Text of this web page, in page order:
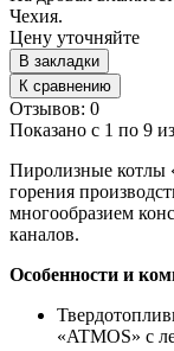
Чехия.
Цену уточняйте
В закладки
К сравнению
Отзывов: 0
Показано с 1 по 9
Пиролизные котлы
горения
многообразием
каналов.
Особенности и
«ATMOS» с